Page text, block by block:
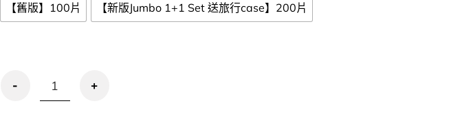
【舊版】100片 【新版Jumbo 1+1 Set 送旅行case】200片
優惠碼再95折!【限量Jumbo 1+1 Set 200片+送旅行case】🏆OY 熱賣No.1 💡瑕疵粗糙